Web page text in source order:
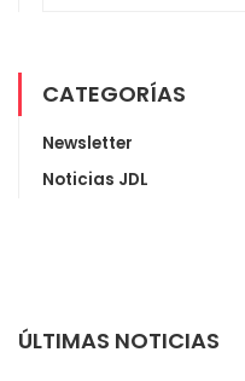
CATEGORÍAS
Newsletter
Noticias JDL
ÚLTIMAS NOTICIAS